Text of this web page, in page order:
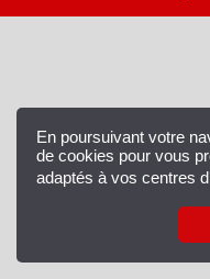
En poursuivant votre
de cookies pour vous
adaptés à vos centres